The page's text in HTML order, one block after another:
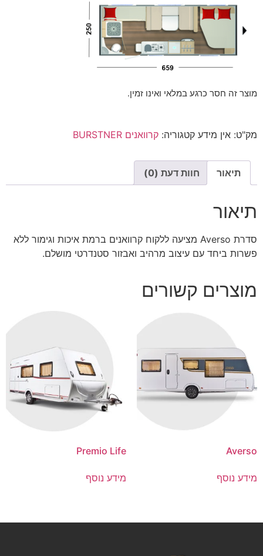
מוצר זה חסר כרגע במלאי ואינו זמין.
מק"ט: אין מידע קטגוריה: קרוואנים BURSTNER
תיאור חוות דעת (0)
תיאור
סדרת Averso מציעה ללקוח קרוואנים ברמת איכות וגימור ללא
פשרות ביחד עם עיצוב מרהיב ואבזור סטנדרטי מושלם.
מוצרים קשורים
Averso
מידע נוסף
Premio Life
מידע נוסף